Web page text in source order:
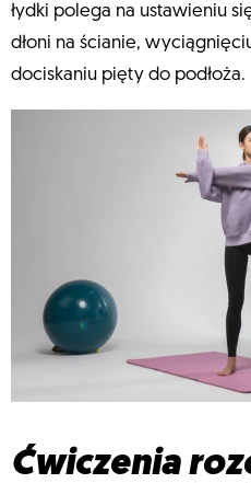
łydki polega na ustawieniu
dłoni na ścianie,
dociskaniu pięty do podłoża.
Ćwiczenia